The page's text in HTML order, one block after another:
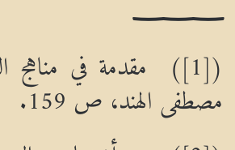
([1]) مقدمة في
مصطفى الهند، ص 159.